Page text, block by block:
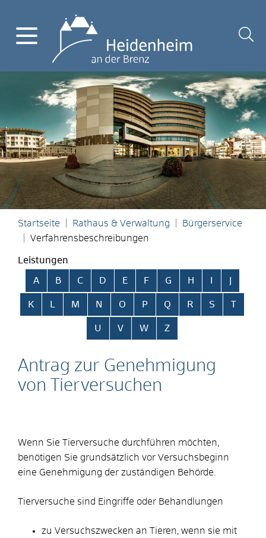
Startseite Rathaus & Verwaltung
Bürgerservice
Verfahrensbeschreibungen
Leistungen
Alphabetisches Register überspringen
A B C D E F G H
K L M N O P Q R S T
U V W Z
Antrag zur Genehmigung
von Tierversuchen
Wenn Sie Tierversuche durchführen möchten,
benötigen Sie grundsätzlich vor Versuchsbeginn
eine Genehmigung der zuständigen Behörde.
Tierversuche sind Eingriffe oder Behandlungen
zu Versuchszwecken an Tieren, wenn sie mit